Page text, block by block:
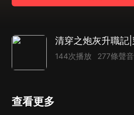
144次播放 277條聲音
查看更多